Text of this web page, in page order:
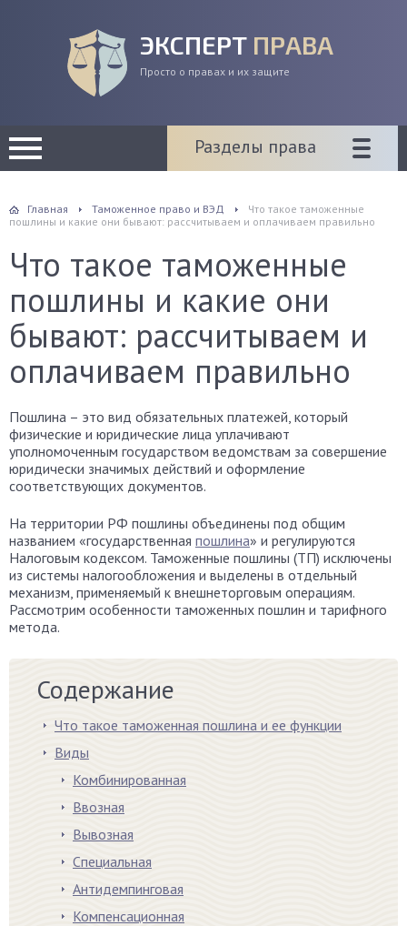
ЭКСПЕРТ ПРАВА
Просто о правах и их защите
Разделы права
Главная Таможенное право и ВЭД
Что такое таможенные
пошлины и какие они бывают: рассчитываем и оплачиваем правильно
Что такое таможенные
пошлины и какие они
бывают: рассчитываем и
оплачиваем правильно
Пошлина – это вид обязательных платежей, который
физические и юридические лица уплачивают
уполномоченным государством ведомствам за совершение
юридически значимых действий и оформление
соответствующих документов.
На территории РФ пошлины объединены под общим
названием «государственная пошлина» и регулируются
Налоговым кодексом. Таможенные пошлины (ТП) исключены
из системы налогообложения и выделены в отдельный
механизм, применяемый к внешнеторговым операциям.
Рассмотрим особенности таможенных пошлин и тарифного
метода.
Содержание
Что такое таможенная пошлина и ее функции
Виды
Комбинированная
Ввозная
Вывозная
Специальная
Антидемпинговая
Компенсационная